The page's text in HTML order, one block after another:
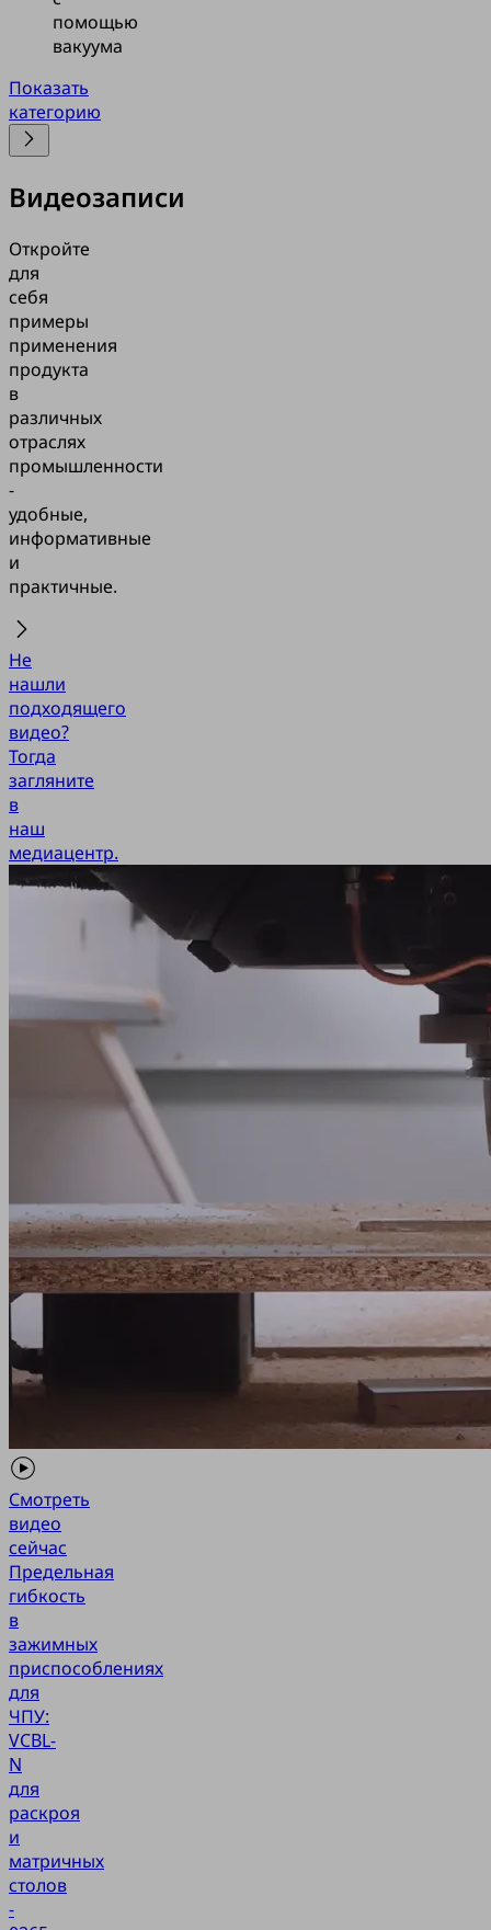
помощью
вакуума
Показать
категорию
Видеозаписи
Откройте
для
себя
примеры
применения
продукта
в
различных
отраслях
промышленности
-
удобные,
информативные
и
практичные.
Не
нашли
подходящего
видео?
Тогда
загляните
в
наш
медиацентр.
Смотреть
видео
сейчас
Предельная
гибкость
в
зажимных
приспособлениях
для
ЧПУ:
VCBL-
N
для
раскроя
и
матричных
столов
-